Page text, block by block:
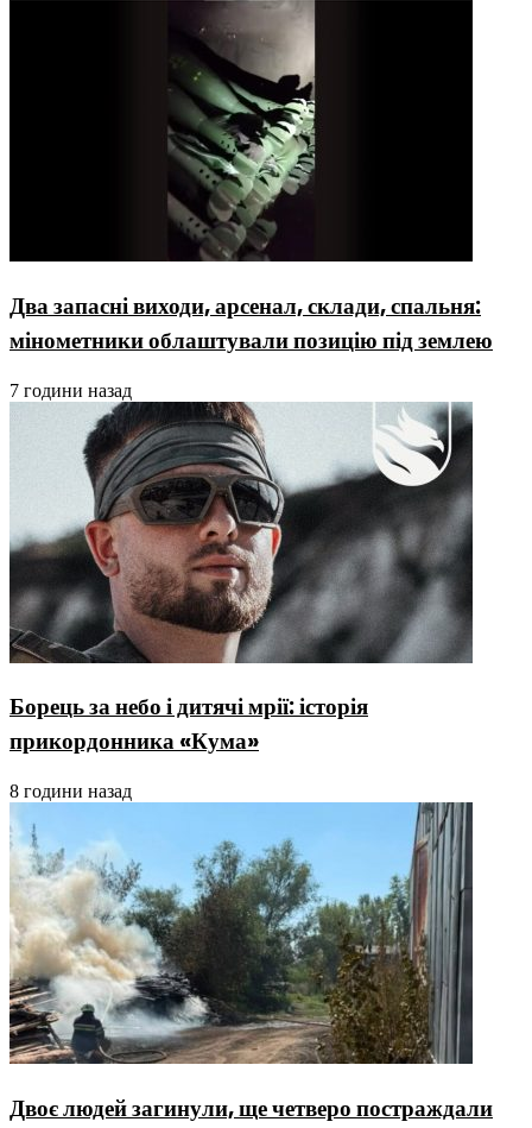
Два запасні виходи, арсенал, склади, спальня:
мінометники облаштували позицію під землею
7 години назад
Борець за небо і дитячі мрії: історія
прикордонника «Кума»
8 години назад
Двоє людей загинули, ще четверо постраждали